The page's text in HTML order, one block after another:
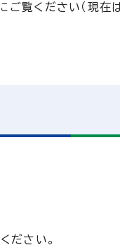
ください（現在は
ださい。